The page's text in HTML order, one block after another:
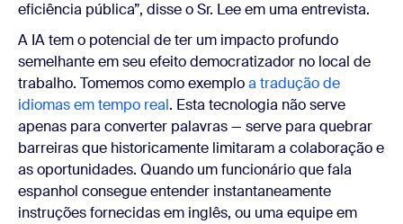
eficiência pública”, disse o Sr. Lee em uma entrevista.
A IA tem o potencial de ter um impacto profundo
semelhante em seu efeito democratizador no local de
trabalho. Tomemos como exemploa tradução de
idiomas em tempo real. Esta tecnologia não serve
apenas para converter palavras — serve para quebrar
barreiras que historicamente limitaram a colaboração e
as oportunidades. Quando um funcionário que fala
espanhol consegue entender instantaneamente
instruções fornecidas em inglês, ou uma equipe em